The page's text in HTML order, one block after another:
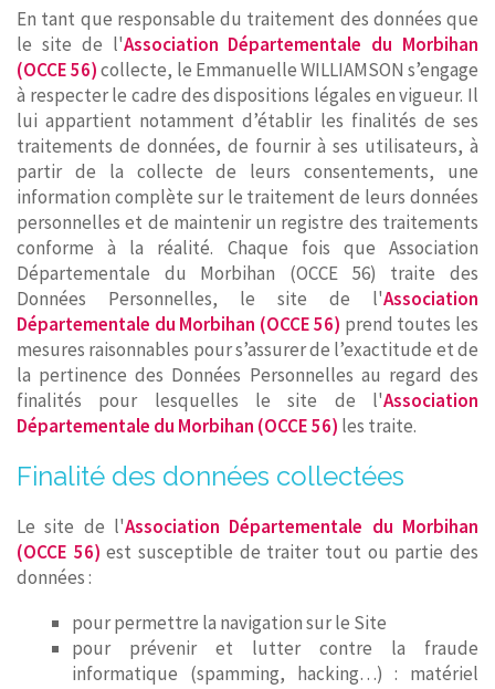
En tant que responsable du traitement des données que
le site de l'Association Départementale du Morbihan
(OCCE 56)collecte, le Emmanuelle WILLIAMSON s’engage
à respecter le cadre des dispositions légales en vigueur. Il
lui appartient notamment d’établir les finalités de ses
traitements de données, de fournir à ses utilisateurs, à
partir de la collecte de leurs consentements, une
information complète sur le traitement de leurs données
personnelles et de maintenir un registre des traitements
conforme à la réalité. Chaque fois que Association
Départementale du Morbihan (OCCE 56) traite des
Données Personnelles, le site de l'Association
Départementale du Morbihan (OCCE 56) prend toutes les
mesures raisonnables pour s’assurer de l’exactitude et de
la pertinence des Données Personnelles au regard des
finalités pour lesquelles le site de l'Association
Départementale du Morbihan (OCCE 56) les traite.
Finalité des données collectées
Le site de l'Association Départementale du Morbihan
(OCCE 56) est susceptible de traiter tout ou partie des
données :
pour permettre la navigation sur le Site
pour prévenir et lutter contre la fraude
informatique (spamming, hacking…) : matériel